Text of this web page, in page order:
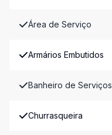
Área de Serviço
Armários Embutidos
Banheiro de Serviços
Churrasqueira